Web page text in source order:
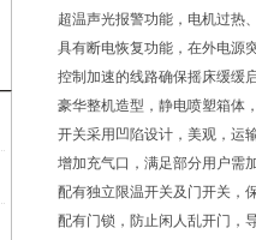
超温声光报警功能，电机过热
具有断电恢复功能，在外电源
控制加速的线路确保摇床缓缓
豪华整机造型，静电喷塑箱体
开关采用凹陷设计，美观，运
增加充气口，满足部分用户需
配有独立限温开关及门开关，
配有门锁，防止闲人乱开门，